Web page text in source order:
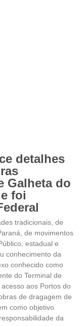
detalhes
Galheta do
foi
tradicionais, de
de movimentos
estadual e
conhecimento da
conhecido como
do Terminal de
aos Portos do
de dragagem de
como objetivo
da